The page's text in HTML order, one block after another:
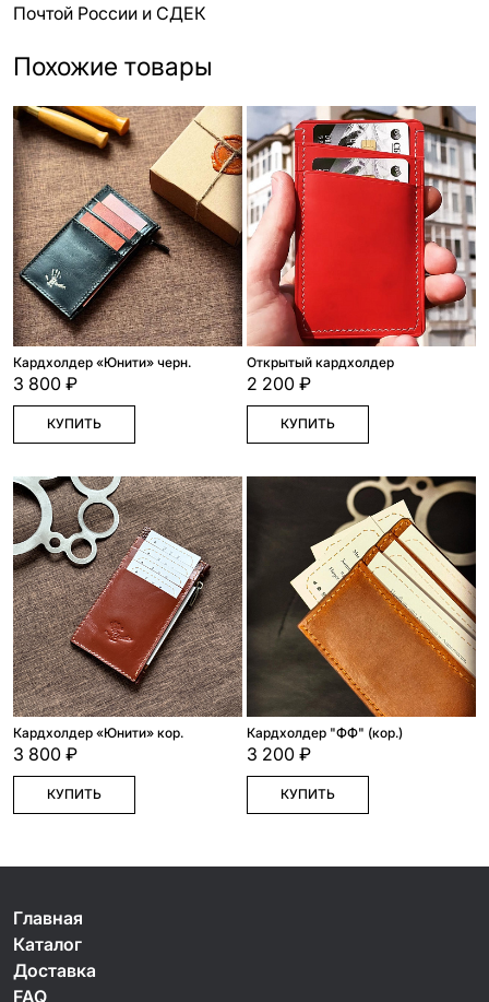
Почтой России и СДЕК
Похожие товары
Кардхолдер «Юнити» черн.
3 800 ₽
КУПИТЬ
Открытый кардхолдер
2 200 ₽
КУПИТЬ
Кардхолдер «Юнити» кор.
3 800 ₽
КУПИТЬ
Кардхолдер "ФФ" (кор.)
3 200 ₽
КУПИТЬ
Главная
Каталог
Доставка
FAQ